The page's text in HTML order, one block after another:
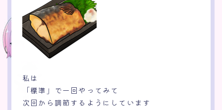
私は
「標準」で一回やってみて
次回から調節するようにしています